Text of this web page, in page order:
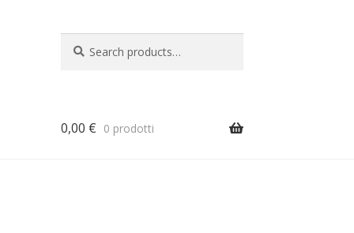
for:
0,00 € 0 prodotti